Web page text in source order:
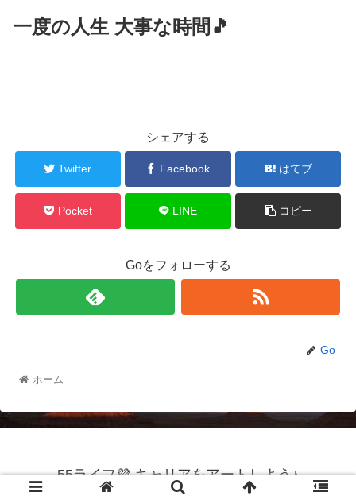
一度の人生 大事な時間🎵
シェアする
Twitter Facebook はてブ
Pocket LINE コピー
Goをフォローする
Go
ホーム
55ライフ💜 キャリアをアートしよう♪